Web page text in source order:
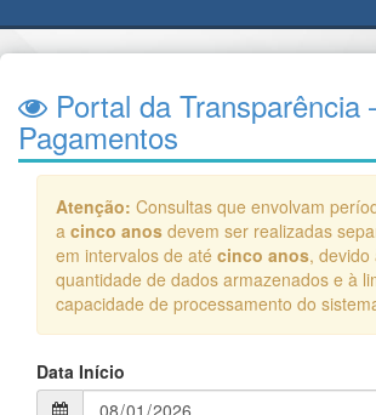
Portal da Transparência
Pagamentos
Atenção: Consultas que envolvam
a cinco anos devem ser realizadas
em intervalos de até cinco anos, devido
quantidade de dados armazenados e à
capacidade de processamento do
Data Início